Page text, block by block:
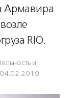
Армавира
RIO.
и
04.02.2019